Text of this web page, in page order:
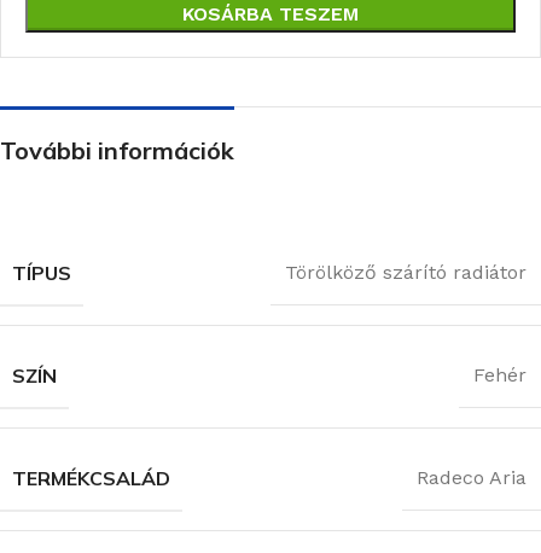
KOSÁRBA TESZEM
További információk
TÍPUS Törölköző szárító radiátor
SZÍN Fehér
TERMÉKCSALÁD Radeco Aria